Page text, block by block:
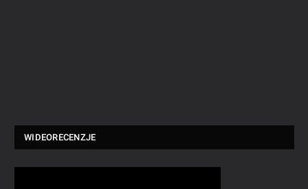
WIDEORECENZJE